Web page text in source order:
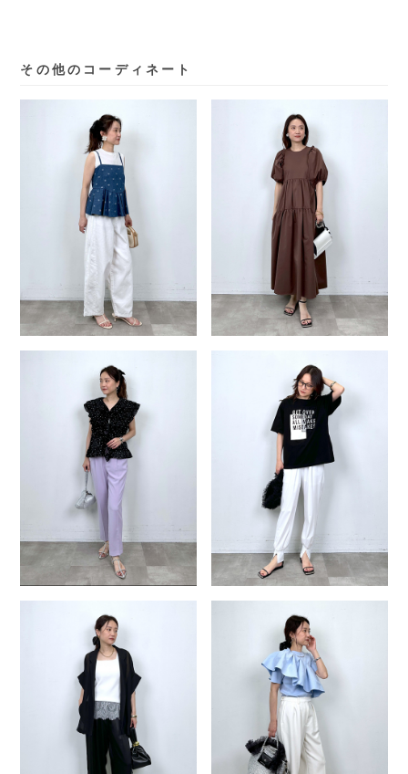
その他のコーディネート